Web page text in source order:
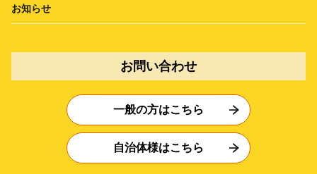
お知らせ
お問い合わせ
一般の方はこちら
自治体様はこちら